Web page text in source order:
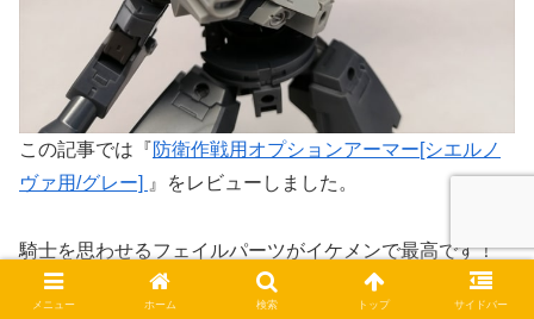
この記事では『防衛作戦用オプションアーマー[シエルノ
ヴァ用/グレー] 』をレビューしました。
騎士を思わせるフェイルパーツがイケメンで最高です！
メニュー ホーム 検索 トップ サイドバー